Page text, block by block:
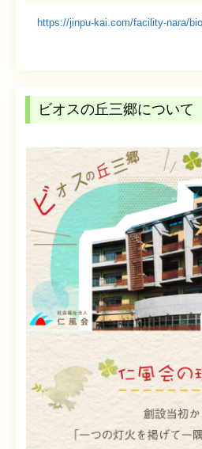
https://jinpu-kai.com/facility-nara/
ビオスの丘三郷について